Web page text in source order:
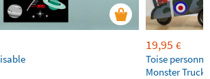
19,95 €
Toise
Monster Trucks